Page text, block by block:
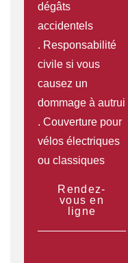
dégâts
accidentels
. Responsabilité
civile si vous
causez un
dommage à autrui
. Couverture pour
vélos électriques
ou classiques
Rendez-
vous en
ligne